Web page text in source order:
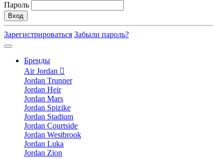
Пароль
Вход
Зарегистрироваться Забыли пароль?
Бренды
Air Jordan
Jordan Trunner
Jordan Heir
Jordan Mars
Jordan Spizike
Jordan Stadium
Jordan Courtside
Jordan Westbrook
Jordan Luka
Jordan Zion